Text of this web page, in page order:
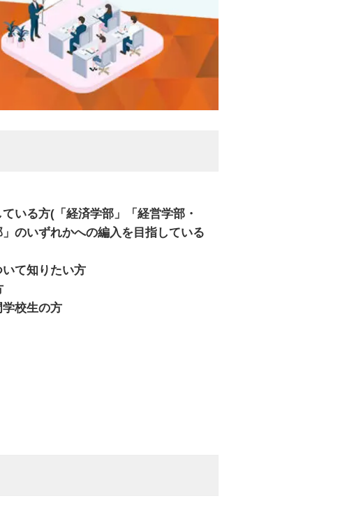
いる方(「経済学部」「経営学部・
のいずれかへの編入を目指している
て知りたい方
校生の方